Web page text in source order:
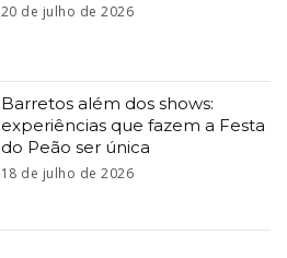
20 de julho de 2026
Barretos além dos shows:
experiências que fazem a Festa
do Peão ser única
18 de julho de 2026